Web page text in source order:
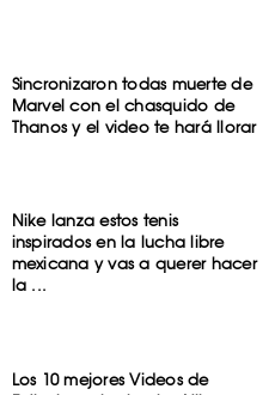
Sincronizaron todas muerte de
Marvel con el chasquido de
Thanos y el video te hará llorar
Nike lanza estos tenis
inspirados en la lucha libre
mexicana y vas a querer hacer
la ...
Los 10 mejores Videos de